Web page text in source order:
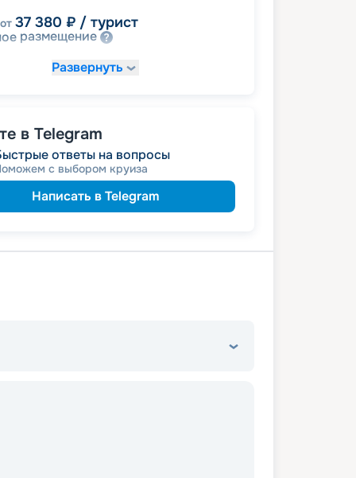
от 37 380 ₽ / турист
размещение
Развернуть
в Telegram
ответы на вопросы
с выбором круиза
Написать в Telegram